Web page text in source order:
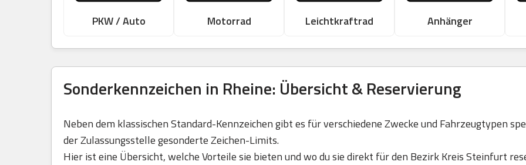
PKW / Auto Motorrad Leichtkraftrad Anhänger
Sonderkennzeichen in Rheine: Übersicht & Reservierung
Neben dem klassischen Standard-Kennzeichen gibt es für verschiedene Zwecke und Fahrzeugtypen
der Zulassungsstelle gesonderte Zeichen-Limits.
Hier ist eine Übersicht, welche Vorteile sie bieten und wo du sie direkt für den Bezirk Kreis Steinfurt